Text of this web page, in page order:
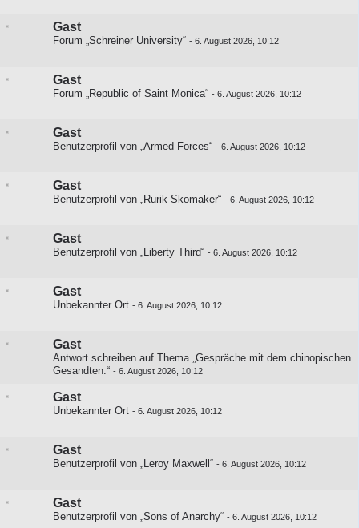
Gast
Forum „Schreiner University“ - 6. August 2026, 10:12
Gast
Forum „Republic of Saint Monica“ - 6. August 2026, 10:12
Gast
Benutzerprofil von „Armed Forces“ - 6. August 2026, 10:12
Gast
Benutzerprofil von „Rurik Skomaker“ - 6. August 2026, 10:12
Gast
Benutzerprofil von „Liberty Third“ - 6. August 2026, 10:12
Gast
Unbekannter Ort - 6. August 2026, 10:12
Gast
Antwort schreiben auf Thema „Gespräche mit dem chinopischen
Gesandten.“ - 6. August 2026, 10:12
Gast
Unbekannter Ort - 6. August 2026, 10:12
Gast
Benutzerprofil von „Leroy Maxwell“ - 6. August 2026, 10:12
Gast
Benutzerprofil von „Sons of Anarchy“ - 6. August 2026, 10:12